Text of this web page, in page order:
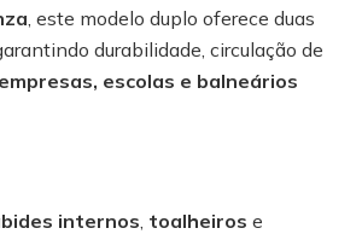
, este modelo duplo oferece duas
durabilidade, circulação de
escolas e balneários
internos toalheiros e